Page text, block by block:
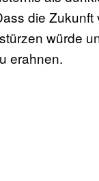
die Zukunft
würde
erahnen.